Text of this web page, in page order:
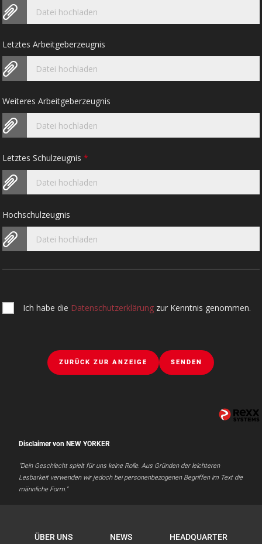
Datei hochladen
Letztes Arbeitgeberzeugnis
Datei hochladen
Weiteres Arbeitgeberzeugnis
Datei hochladen
Letztes Schulzeugnis*
Datei hochladen
Hochschulzeugnis
Datei hochladen
Ich habe die Datenschutzerklärung zur Kenntnis genommen.
ZURÜCK ZUR ANZEIGE SENDEN
Disclaimer von NEW YORKER
"Dein Geschlecht spielt für uns keine Rolle. Aus Gründen der leichteren
Lesbarkeit verwenden wir jedoch bei personenbezogenen Begriffen im Text die
männliche Form."
ÜBER UNS NEWS HEADQUARTER